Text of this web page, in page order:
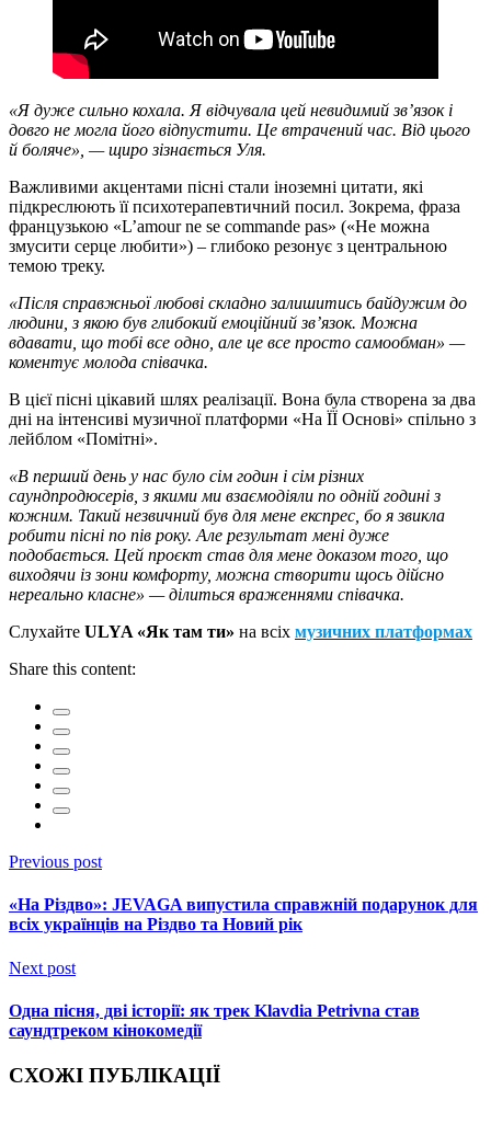
«Я дуже сильно кохала. Я відчувала цей невидимий зв’язок і
довго не могла його відпустити. Це втрачений час. Від цього
й боляче», — щиро зізнається Уля.
Важливими акцентами пісні стали іноземні цитати, які
підкреслюють її психотерапевтичний посил. Зокрема, фраза
французькою «L’amour ne se commande pas» («Не можна
змусити серце любити») – глибоко резонує з центральною
темою треку.
«Після справжньої любові складно залишитись байдужим до
людини, з якою був глибокий емоційний зв’язок. Можна
вдавати, що тобі все одно, але це все просто самообман» —
коментує молода співачка.
В цієї пісні цікавий шлях реалізації. Вона була створена за два
дні на інтенсиві музичної платформи «На ЇЇ Основі» спільно з
лейблом «Помітні».
«В перший день у нас було сім годин і сім різних
саундпродюсерів, з якими ми взаємодіяли по одній годині з
кожним. Такий незвичний був для мене експрес, бо я звикла
робити пісні по пів року. Але результат мені дуже
подобається. Цей проєкт став для мене доказом того, що
виходячи із зони комфорту, можна створити щось дійсно
нереально класне» — ділиться враженнями співачка.
Слухайте ULYA «Як там ти» на всіх музичних платформах
Share this content:
Previous post
«На Різдво»: JEVAGA випустила справжній подарунок для
всіх українців на Різдво та Новий рік
Next post
Одна пісня, дві історії: як трек Klavdia Petrivna став
саундтреком кінокомедії
СХОЖІ ПУБЛІКАЦІЇ